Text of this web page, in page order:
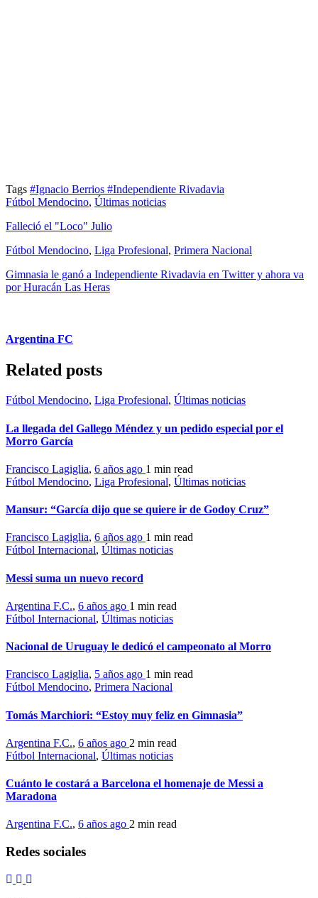
Tags #Ignacio Berrios #Independiente Rivadavia
Fútbol Mendocino, Últimas noticias
Falleció el "Loco" Julio
Fútbol Mendocino, Liga Profesional, Primera Nacional
Gimnasia le ganó a Independiente Rivadavia en Twitter y ahora va
por Huracán Las Heras
Argentina FC
Related posts
Fútbol Mendocino, Liga Profesional, Últimas noticias
La llegada del Gallego Méndez y un pedido especial por el
Morro García
Francisco Lagiglia, 6 años ago 1 min read
Fútbol Mendocino, Liga Profesional, Últimas noticias
Mansur: “García dijo que se quiere ir de Godoy Cruz”
Francisco Lagiglia, 6 años ago 1 min read
Fútbol Internacional, Últimas noticias
Messi suma un nuevo record
Argentina F.C., 6 años ago 1 min read
Fútbol Internacional, Últimas noticias
Nacional de Uruguay le dedicó el campeonato al Morro
Francisco Lagiglia, 5 años ago 1 min read
Fútbol Mendocino, Primera Nacional
Tomás Marchiori: “Estoy muy feliz en Gimnasia”
Argentina F.C., 6 años ago 2 min read
Fútbol Internacional, Últimas noticias
Cuánto le costará a Barcelona el homenaje de Messi a
Maradona
Argentina F.C., 6 años ago 2 min read
Redes sociales